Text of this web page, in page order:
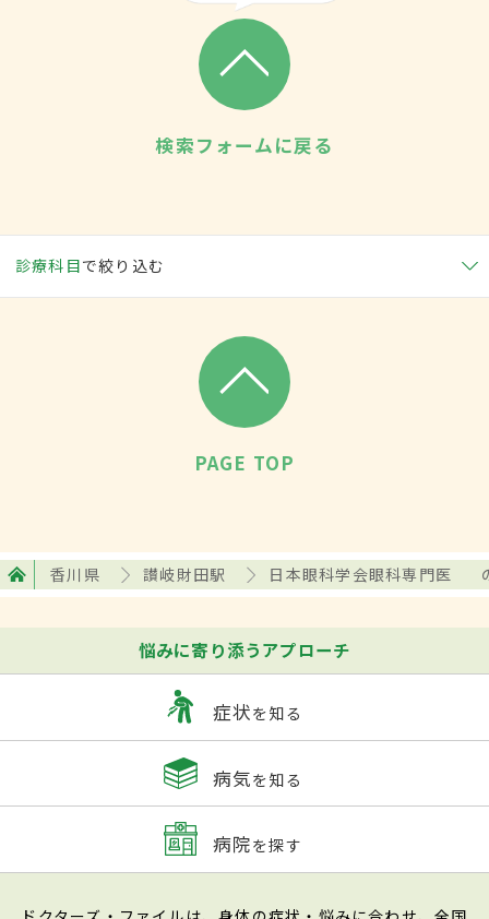
検索フォームに戻る
診療科目で絞り込む
PAGE TOP
香川県 讃岐財田駅 日本眼科学会眼科専門医
悩みに寄り添うアプローチ
症状を知る
病気を知る
病院を探す